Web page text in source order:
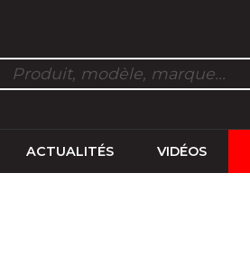
ACTUALITÉS VIDÉOS